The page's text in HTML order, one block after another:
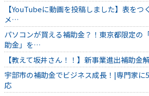
【YouTubeに動画を投稿しました】表をつ
メ…
パソコンが買える補助金？！東京都限定の
助金」を…
【教えて坂井さん！！】新事業進出補助金
宇部市の補助金でビジネス成長！|専門家に
応